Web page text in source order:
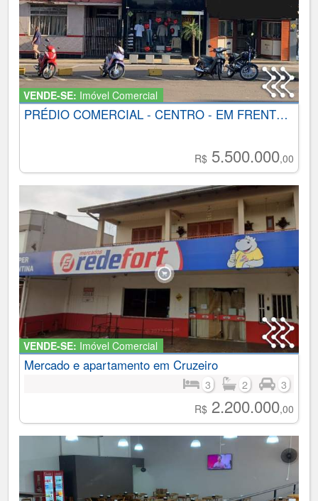
VENDE-SE: Imóvel Comercial
PRÉDIO COMERCIAL - CENTRO - EM FRENTE A PRAÇA DA BANDEIRA
R$5.500.000,00
VENDE-SE: Imóvel Comercial
Mercado e apartamento em Cruzeiro
3 2 3
R$2.200.000,00